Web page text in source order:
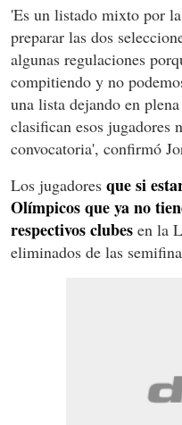
'Es un listado mixto por
preparar las dos
algunas regulaciones
compitiendo y no
una lista dejando en
clasifican esos jugadores
convocatoria', confirmó
Los jugadores que si
Olímpicos que ya no
respectivos clubes en la
eliminados de las